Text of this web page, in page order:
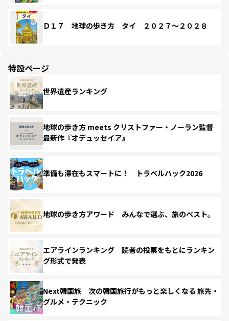
Ｄ１７ 地球の歩き方 タイ ２０２７～２０２８
特設ページ
世界遺産ランキング
地球の歩き方 meets クリストファー・ノーラン監督
最新作『オデュッセイア』
準備も滞在もスマートに！ トラベルハック2026
地球の歩き方アワード みんなで選ぶ、旅のベスト。
エアラインランキング 読者の投票をもとにランキン
グ形式で発表
Next韓国旅 次の韓国旅行がもっと楽しくなる 旅先・
グルメ・テクニック